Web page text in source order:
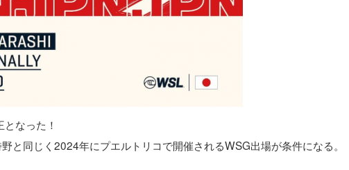
なった！
と同じく2024年にプエルトリコで開催されるWSG出場が条件になる。